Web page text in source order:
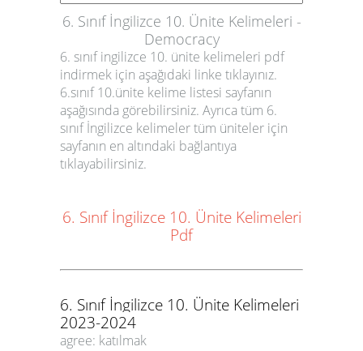
6. Sınıf İngilizce 10. Ünite Kelimeleri -
Democracy
6. sınıf ingilizce 10. ünite kelimeleri pdf
indirmek için aşağıdaki linke tıklayınız.
6.sınıf 10.ünite kelime listesi sayfanın
aşağısında görebilirsiniz. Ayrıca tüm 6.
sınıf İngilizce kelimeler tüm üniteler için
sayfanın en altındaki bağlantıya
tıklayabilirsiniz.
6. Sınıf İngilizce 10. Ünite Kelimeleri
Pdf
6. Sınıf İngilizce 10. Ünite Kelimeleri
2023-2024
agree: katılmak